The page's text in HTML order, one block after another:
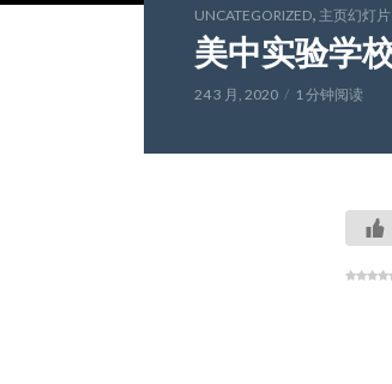
UNCATEGORIZED, 主页幻灯片
美中实验学
24 3 月, 2020 1 分钟阅读